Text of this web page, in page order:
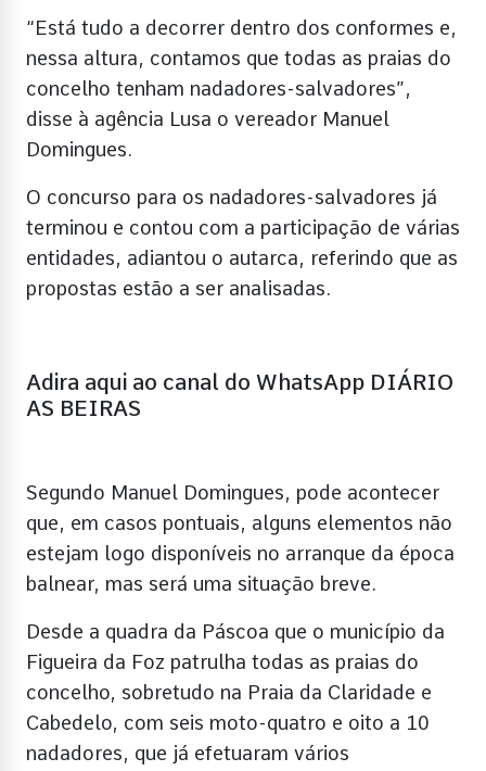
“Está tudo a decorrer dentro dos conformes e,
nessa altura, contamos que todas as praias do
concelho tenham nadadores-salvadores”,
disse à agência Lusa o vereador Manuel
Domingues.
O concurso para os nadadores-salvadores já
terminou e contou com a participação de várias
entidades, adiantou o autarca, referindo que as
propostas estão a ser analisadas.
Adira aqui ao canal do WhatsApp DIÁRIO
AS BEIRAS
Segundo Manuel Domingues, pode acontecer
que, em casos pontuais, alguns elementos não
estejam logo disponíveis no arranque da época
balnear, mas será uma situação breve.
Desde a quadra da Páscoa que o município da
Figueira da Foz patrulha todas as praias do
concelho, sobretudo na Praia da Claridade e
Cabedelo, com seis moto-quatro e oito a 10
nadadores, que já efetuaram vários